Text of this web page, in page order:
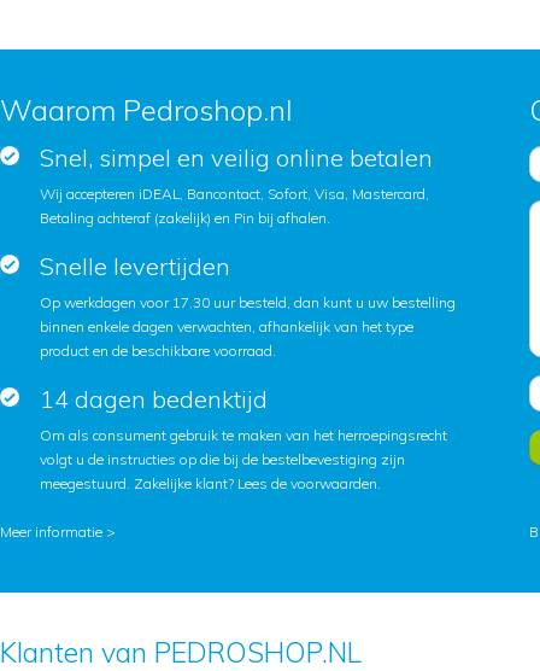
Waarom Pedroshop.nl
Snel, simpel en veilig online betalen
Wij accepteren iDEAL, Bancontact, Sofort, Visa, Mastercard,
Betaling achteraf (zakelijk) en Pin bij afhalen.
Snelle levertijden
Op werkdagen voor 17.30 uur besteld, dan kunt u uw bestelling
binnen enkele dagen verwachten, afhankelijk van het type
product en de beschikbare voorraad.
14 dagen bedenktijd
Om als consument gebruik te maken van het herroepingsrecht
volgt u de instructies op die bij de bestelbevestiging zijn
meegestuurd. Zakelijke klant? Lees de voorwaarden.
Meer informatie >
Klanten van PEDROSHOP.NL